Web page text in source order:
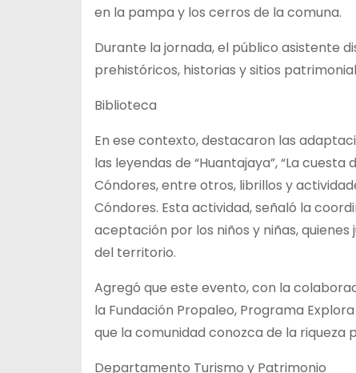
en la pampa y los cerros de la comuna.
Durante la jornada, el público asistente
prehistóricos, historias y sitios
Biblioteca
En ese contexto, destacaron las
las leyendas de “Huantajaya”, “La
Cóndores, entre otros, librillos y
Cóndores. Esta actividad, señaló la
aceptación por los niños y niñas,
del territorio.
Agregó que este evento, con la
la Fundación Propaleo, Programa
que la comunidad conozca de la riqueza
Departamento Turismo y Patrimonio